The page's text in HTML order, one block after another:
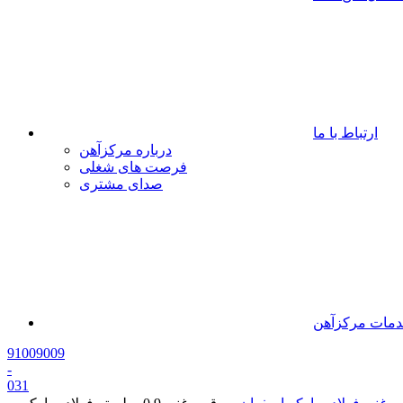
ارتباط با ما
درباره مرکزآهن
فرصت های شغلی
صدای مشتری
مرکزآهن
91009009
-
031